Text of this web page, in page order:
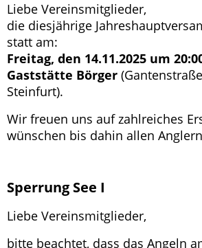
Liebe Vereinsmitglieder,
die diesjährige
statt am:
Freitag, den 14.11.2025 um
Gaststätte Börger
Steinfurt).
Wir freuen uns auf zahlreiches
wünschen bis dahin allen
Sperrung See I
Liebe Vereinsmitglieder,
bitte beachtet, dass das Angeln